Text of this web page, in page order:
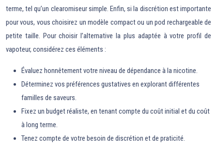
terme, tel qu’un clearomiseur simple. Enfin, si la discrétion est importante
pour vous, vous choisirez un modèle compact ou un pod rechargeable de
petite taille. Pour choisir l’alternative la plus adaptée à votre profil de
vapoteur, considérez ces éléments :
Évaluez honnêtement votre niveau de dépendance à la nicotine.
Déterminez vos préférences gustatives en explorant différentes
familles de saveurs.
Fixez un budget réaliste, en tenant compte du coût initial et du coût
à long terme.
Tenez compte de votre besoin de discrétion et de praticité.